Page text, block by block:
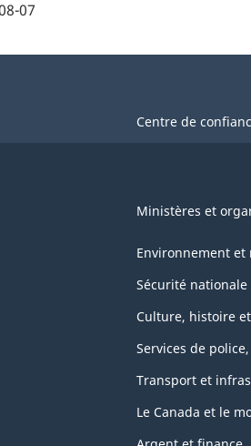
07
Centre de
Ministères et
Environnement et
Sécurité
Culture, histoire
Services de
Transport et
Le Canada et le